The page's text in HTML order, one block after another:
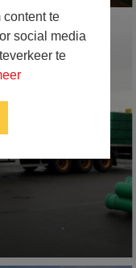
te
social media
te